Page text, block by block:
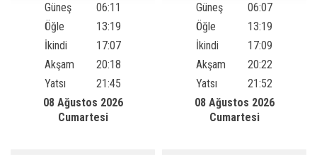
Güneş
06:11
Öğle
13:19
İkindi
17:07
Akşam
20:18
Yatsı
21:45
08 Ağustos 2026
Cumartesi
Güneş
06:07
Öğle
13:19
İkindi
17:09
Akşam
20:22
Yatsı
21:52
08 Ağustos 2026
Cumartesi